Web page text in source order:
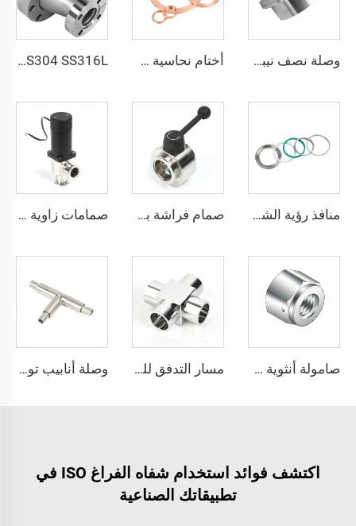
وصلة نصف نيبل حسب نظام ISO-K، من الفولاذ المقاوم للصدأ SS304/SS316L، شفة توصيل ناعمة بنظام المشبك للحام في أنظمة الفراغ، نيبل عالي الجودة، مقاسات ISO63-500، L=30/100 مم أختام نحاسية خالية من الأوكسجين (OFHC) فراغ عالي جداً، غسالة معدنية خالية من الأوكسجين، تركيبات لشفاه CF16-CF350، وصلة نحاسية صلبة مستقيمة SS304 SS316L محول مخفض مخروطي من نوع CF قابل للدوران/ثابت مع ثقوب عابرة محول من الفولاذ المقاوم للصدأ للفراغ العالي أنبوب CF25xCF16-CF100xCF80 تركيبة شفة
منافذ رؤية الشفاطات ذات التفريغ KF/NW من الفولاذ المقاوم للصدأ SS304/SS316L، زجاج رؤية موحد، قطع تجهيز KF16-KF50 NW16-NW50 صمام فراشة بشبكة KF KF25/KF40/KF50 عالي الجودة SS304/SS316L صمام دوار للفراغ مع لوحة مغلقة بختم FKM من الفولاذ المقاوم للصدأ، التحكم في التدفق عبر تعديل NW25/NW40/NW50 صمامات زاوية كهرومغناطيسية SS304 SS316L جسم من الفولاذ المقاوم للصدأ للفراغ NW16-50 تركيب KF16/25/40/50 غاز كهربائي بزاوية 90 درجة من النوع L
صامولة أنثوية عالية النقاء من الفولاذ المقاوم للصدأ، تجهيزات فراغية QCR VCR من نوع SS316L، صامولة أنثوية مع منفذ اختبار التسرب BA/EP مسار التدفق للوصلة العرضية من الفولاذ المقاوم للصدأ SS316L، تجهيزات لحام بنقاء عالي جدًا لتوفير وصلات لحام دقيقة ناعمة، تجهيزات لحام من الفولاذ المقاوم للصدأ بنقاء عالي جدًا وصلة أنابيب توصيل مركزية Coaxial على شكل حرف T فائقة النقاء من الفولاذ المقاوم للصدأ SS316L، وصلة توصيل مركزية Coaxial من الفولاذ المقاوم للصدأ، أنابيب عالية الجودة فائقة النقاء (UHP) بنهايات BA/EP
اكتشف فوائد استخدام شفاه الفراغ ISO في
تطبيقاتك الصناعية